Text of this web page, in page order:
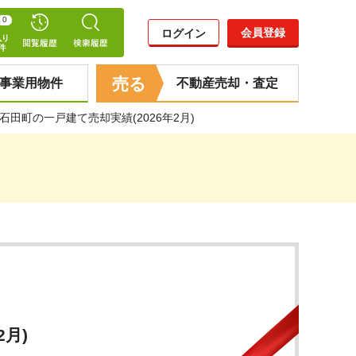
0
ログイン 会員登録
業用物件 売る 不動産売却・査定
田町の一戸建て売却実績(2026年2月)
月)